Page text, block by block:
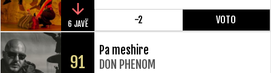
6 JAVË -2 VOTO
91
Pa meshire
DON PHENOM